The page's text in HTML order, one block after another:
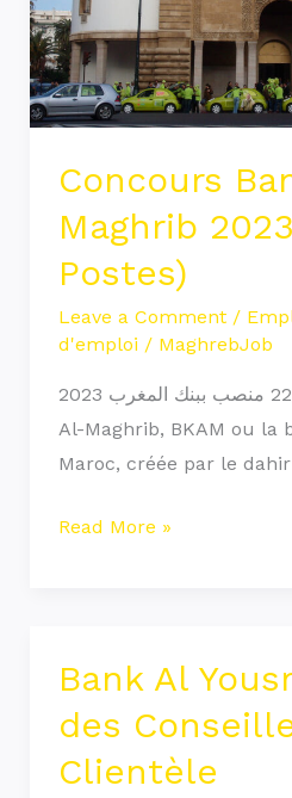
Concours
Maghrib
Postes)
Leave a Comment /
d'emploi / MaghrebJob
مباراة توظيف 22 منصب ببنك المغرب 2023 Bank
Al-Maghrib, BKAM ou la
Maroc, créée par le dahir
Read More »
Bank Al
des
Clientèle
Bank
Yousr
recrute